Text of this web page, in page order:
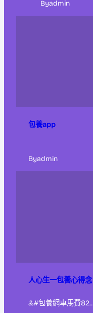
Byadmin
包養app
Byadmin
人心生一包養心得
&#包養網車馬費